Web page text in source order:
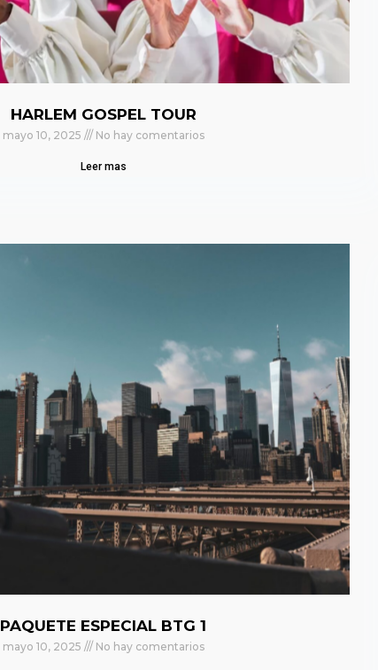
HARLEM GOSPEL TOUR
mayo 10, 2025 No hay comentarios
Leer mas
PAQUETE ESPECIAL BTG 1
mayo 10, 2025 No hay comentarios